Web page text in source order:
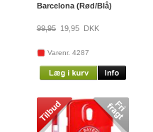
Barcelona (Rød/Blå)
99,95 19,95DKK
Varenr. 4287